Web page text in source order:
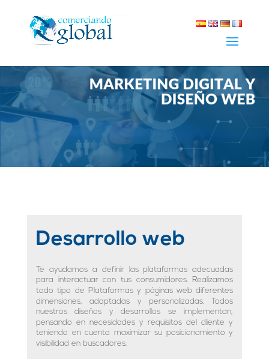
Desarrollo web
Te ayudamos a definir las plataformas adecuadas
para interactuar con tus consumidores. Realizamos
todo tipo de Plataformas y páginas web diferentes
dimensiones, adaptadas y personalizadas. Todos
nuestros diseños y desarrollos se implementan,
pensando en necesidades y requisitos del cliente y
teniendo en cuenta maximizar su posicionamiento y
visibilidad en buscadores.